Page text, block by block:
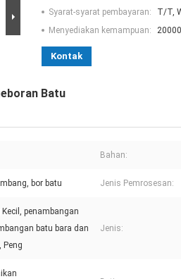
Syarat-syarat pembayaran:
T/T,
Menyediakan kemampuan:
Kontak
Batu
Bahan:
bor batu Jenis Pemrosesan:
penambangan
batu bara dan
Peng
Jenis: